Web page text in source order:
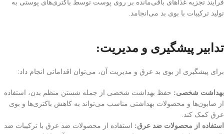
فرآیند تجزیه غذاهای باقی‌مانده بر روی پوست توسط باکتری‌های پوستی به
تولید ترکیبات با بوی بد می‌انجامد.
تدابیر پیشگیری و مدیریت:
برای پیشگیری از بوی بد عرق و مدیریت آن، می‌توان اقداماتی انجام داد:
بهداشت شخصی: حفظ بهداشت شخصی از جمله شستن منظم بدن، استفاده
از صابون‌ها و محصولات بهداشتی مناسب می‌تواند به کاهش باکتری‌ها و بوی
عرق کمک کند.
استفاده از محصولات ضد عرق: استفاده از محصولات ضد عرق با ترکیبات ضد